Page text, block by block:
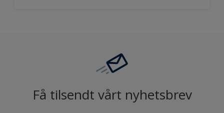
Få tilsendt vårt nyhetsbrev